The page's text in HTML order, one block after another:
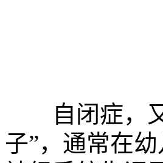
自闭症，又
子”，通常在